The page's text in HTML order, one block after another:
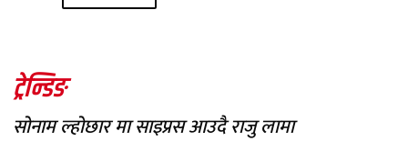
ट्रेन्डिङ
सोनाम ल्होछार मा साइप्रस आउदै राजु लामा